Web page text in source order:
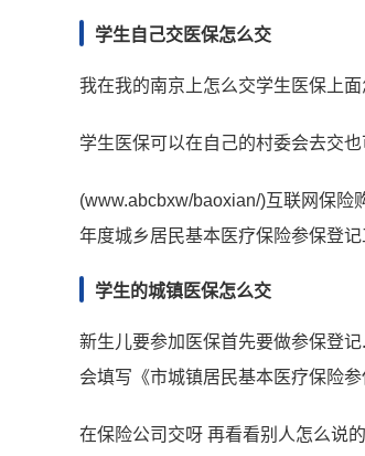
学生自己交医保怎么交
我在我的南京上怎么交学生医保上
学生医保可以在自己的村委会去交
(www.abcbxw/baoxian/)互联网保险
年度城乡居民基本医疗保险参保登记
学生的城镇医保怎么交
新生儿要参加医保首先要做参保登
会填写《市城镇居民基本医疗保险
在保险公司交呀 再看看别人怎么说